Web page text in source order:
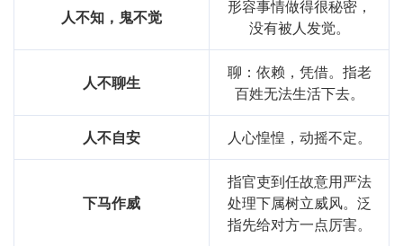
人不知，鬼不觉
形容事情做得很秘密，
没有被人发觉。
人不聊生
聊：依赖，凭借。指老
百姓无法生活下去。
人不自安 人心惶惶，动摇不定。
下马作威
指官吏到任故意用严法
处理下属树立威风。泛
指先给对方一点厉害。